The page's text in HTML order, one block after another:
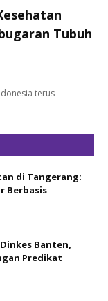
Tubuh
terus
di Tangerang:
Berbasis
Banten,
Predikat